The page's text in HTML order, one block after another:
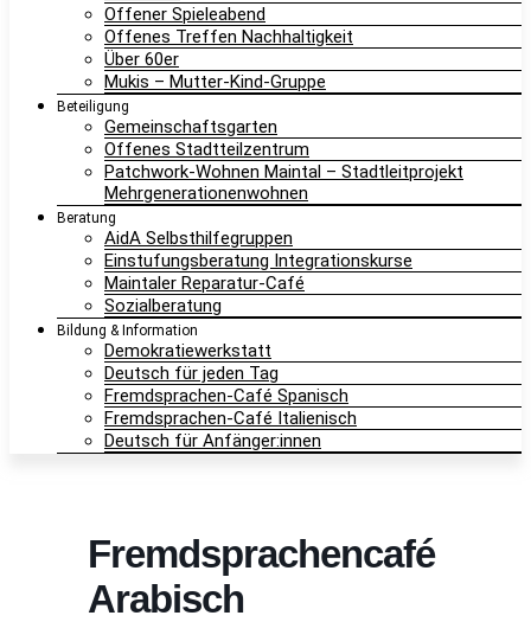
Offener Spieleabend
Offenes Treffen Nachhaltigkeit
Über 60er
Mukis – Mutter-Kind-Gruppe
Beteiligung
Gemeinschaftsgarten
Offenes Stadtteilzentrum
Patchwork-Wohnen Maintal – Stadtleitprojekt
Mehrgenerationenwohnen
Beratung
AidA Selbsthilfegruppen
Einstufungsberatung Integrationskurse
Maintaler Reparatur-Café
Sozialberatung
Bildung & Information
Demokratiewerkstatt
Deutsch für jeden Tag
Fremdsprachen-Café Spanisch
Fremdsprachen-Café Italienisch
Deutsch für Anfänger:innen
Fremdsprachencafé
Arabisch